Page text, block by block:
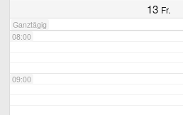
13 Fr.
Ganztägig
08:00
09:00